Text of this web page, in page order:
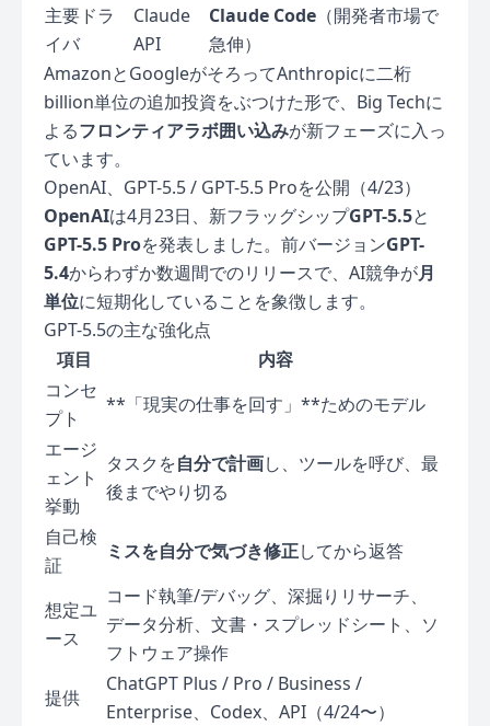
主要ドラ
イバ
Claude
API
Claude Code （開発者市場で
急伸）
AmazonとGoogleがそろってAnthropicに二桁
billion単位の追加投資をぶつけた形で、Big Techに
よるフロンティアラボ囲い込みが新フェーズに入っ
ています。
OpenAI、GPT-5.5 / GPT-5.5 Proを公開（4/23）
OpenAIは4月23日、新フラッグシップGPT-5.5と
GPT-5.5 Proを発表しました。前バージョンGPT-
5.4からわずか数週間でのリリースで、AI競争が月
単位に短期化していることを象徴します。
GPT-5.5の主な強化点
項目
内容
コンセ
プト
**「現実の仕事を回す」**ためのモデル
エージ
ェント
挙動
タスクを自分で計画し、ツールを呼び、最
後までやり切る
自己検
証
ミスを自分で気づき修正してから返答
想定ユ
ース
コード執筆/デバッグ、深掘りリサーチ、
データ分析、文書・スプレッドシート、ソ
フトウェア操作
提供
ChatGPT Plus / Pro / Business /
Enterprise、Codex、API（4/24〜）